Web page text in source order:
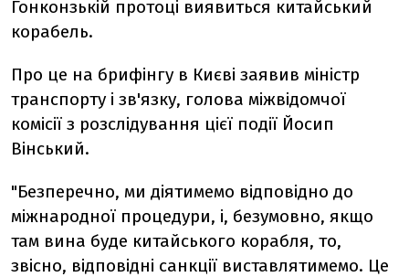
Гонконзькій протоці виявиться китайський
корабель.
Про це на брифінгу в Києві заявив міністр
транспорту і зв'язку, голова міжвідомчої
комісії з розслідування цієї події Йосип
Вінський.
"Безперечно, ми діятимемо відповідно до
міжнародної процедури, і, безумовно, якщо
там вина буде китайського корабля, то,
звісно, відповідні санкції виставлятимемо. Це